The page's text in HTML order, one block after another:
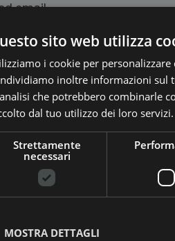
email.
sito web utilizza
i cookie per
inoltre informazioni sul
che potrebbero combinarle
dal tuo utilizzo dei loro servizi.
Strettamente
necessari
MOSTRA DETTAGLI